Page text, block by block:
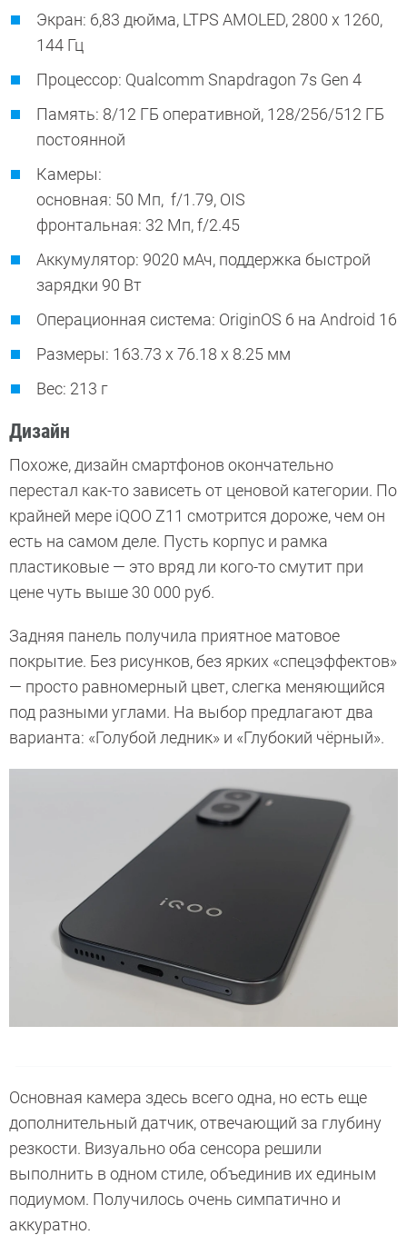
Экран: 6,83 дюйма, LTPS AMOLED, 2800 x 1260,
144 Гц
Процессор: Qualcomm Snapdragon 7s Gen 4
Память: 8/12 ГБ оперативной, 128/256/512 ГБ
постоянной
Камеры:
основная: 50 Мп, f/1.79, OIS
фронтальная: 32 Мп, f/2.45
Аккумулятор: 9020 мАч, поддержка быстрой
зарядки 90 Вт
Oперационная система: OriginOS 6 на Android 16
Размеры: 163.73 x 76.18 x 8.25 мм
Вес: 213 г
Дизайн
Похоже, дизайн смартфонов окончательно
перестал как-то зависеть от ценовой категории. По
крайней мере iQOO Z11 смотрится дороже, чем он
есть на самом деле. Пусть корпус и рамка
пластиковые — это вряд ли кого-то смутит при
цене чуть выше 30 000 руб.
Задняя панель получила приятное матовое
покрытие. Без рисунков, без ярких «спецэффектов»
— просто равномерный цвет, слегка меняющийся
под разными углами. На выбор предлагают два
варианта: «Голубой ледник» и «Глубокий чёрный».
Основная камера здесь всего одна, но есть еще
дополнительный датчик, отвечающий за глубину
резкости. Визуально оба сенсора решили
выполнить в одном стиле, объединив их единым
подиумом. Получилось очень симпатично и
аккуратно.